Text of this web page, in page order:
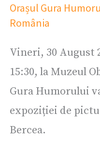
Orașul Gura
România
Vineri, 30 August
15:30, la Muzeul
Gura Humorului
expoziției de
Bercea.